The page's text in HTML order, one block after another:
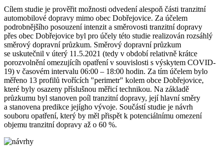
Cílem studie je prověřit možnosti odvedení alespoň části tranzitní
automobilové dopravy mimo obec Dobřejovice. Za účelem
podrobnějšího posouzení intenzit a směrovosti tranzitní dopravy
přes obec Dobřejovice byl pro účely této studie realizován rozsáhlý
směrový dopravní průzkum. Směrový dopravní průzkum
se uskutečnil v úterý 11.5.2021 (tedy v období relativně krátce
porozvolnění omezujícíh opatření v souvislosti s výskytem COVID-
19) v časovém intervalu 06:00 – 18:00 hodin. Za tím účelem bylo
měřeno 13 profilů tvořících "perimetr" kolem obce Dobřejovice,
které byly osazeny příslušnou měřicí technikou. Na základě
průzkumu byl stanoven poíl tranzitní dopravy, její hlavní směry
a stanovena predikce jejígho vývoje. Součástí studie je návrh
souboru opatření, který by měl přispět k potenciálnímu omezení
objemu tranzitní dopravy až o 60 %.